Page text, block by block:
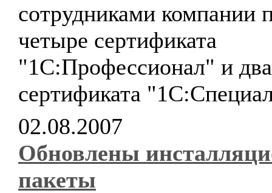
сотрудниками компании
четыре сертификата
"1С:Профессионал" и два
сертификата
02.08.2007
Обновлены
пакеты